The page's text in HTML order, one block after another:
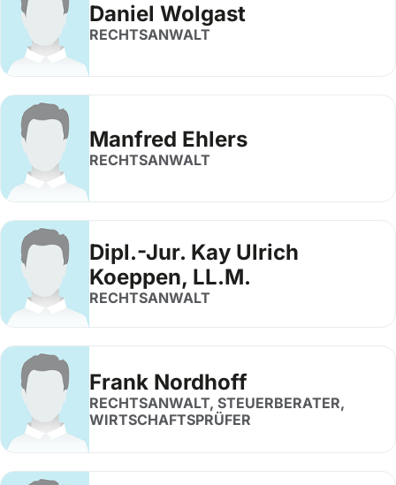
Daniel Wolgast
RECHTSANWALT
Manfred Ehlers
RECHTSANWALT
Dipl.-Jur. Kay Ulrich
Koeppen, LL.M.
RECHTSANWALT
Frank Nordhoff
RECHTSANWALT, STEUERBERATER,
WIRTSCHAFTSPRÜFER